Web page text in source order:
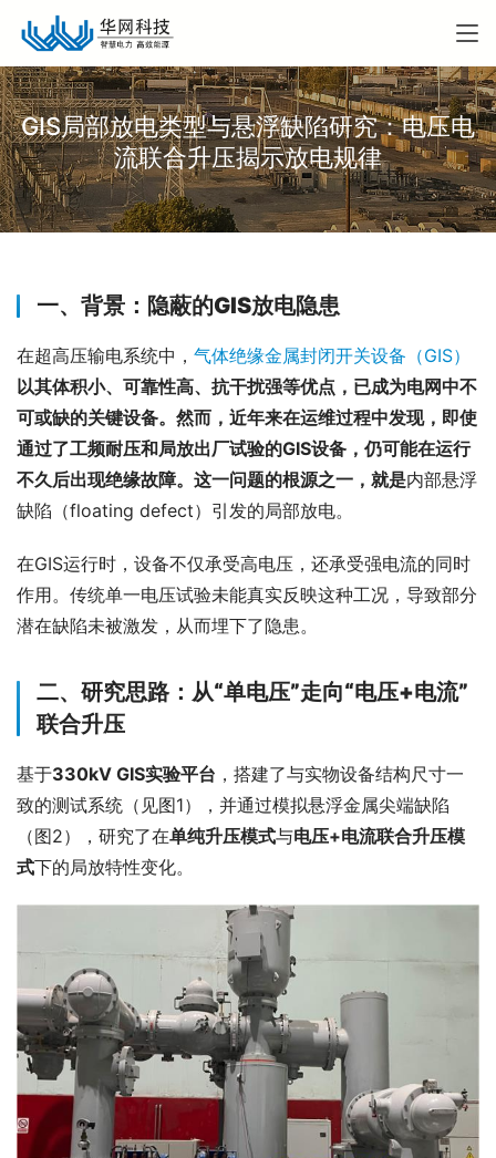
GIS局部放电类型与悬浮缺陷研究：电压电
流联合升压揭示放电规律
一、背景：隐蔽的GIS放电隐患
在超高压输电系统中， 气体绝缘金属封闭开关设备（GIS）
以其体积小、可靠性高、抗干扰强等优点，已成为电网中不
可或缺的关键设备。然而，近年来在运维过程中发现，即使
通过了工频耐压和局放出厂试验的GIS设备，仍可能在运行
不久后出现绝缘故障。这一问题的根源之一，就是内部悬浮
缺陷（floating defect）引发的局部放电。
在GIS运行时，设备不仅承受高电压，还承受强电流的同时
作用。传统单一电压试验未能真实反映这种工况，导致部分
潜在缺陷未被激发，从而埋下了隐患。
二、研究思路：从“单电压”走向“电压+电流”
联合升压
基于330kV GIS实验平台 ，搭建了与实物设备结构尺寸一
致的测试系统（见图1），并通过模拟悬浮金属尖端缺陷
（图2），研究了在单纯升压模式与电压+电流联合升压模
式下的局放特性变化。